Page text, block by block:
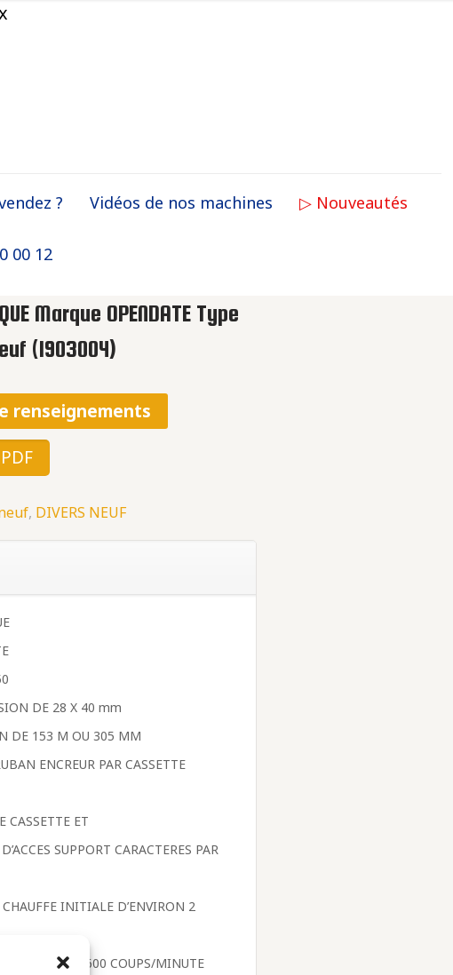
? Vidéos de nos machines ▷ Nouveautés
00 12
Marque OPENDATE Type
(1903004)
renseignements
, DIVERS NEUF
DE 28 X 40 mm
DE 153 M OU 305 MM
ENCREUR PAR CASSETTE
CASSETTE ET
SUPPORT CARACTERES PAR
INITIALE D’ENVIRON 2
JUSQU’A 600 COUPS/MINUTE